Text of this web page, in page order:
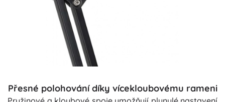
Přesné polohování díky vícekloubovému rameni